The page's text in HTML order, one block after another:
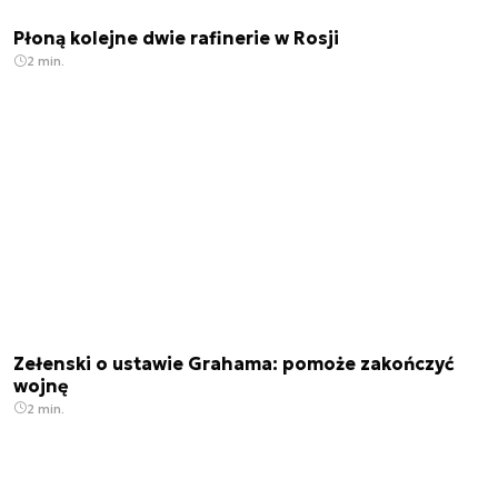
Płoną kolejne dwie rafinerie w Rosji
2 min.
Zełenski o ustawie Grahama: pomoże zakończyć
wojnę
2 min.